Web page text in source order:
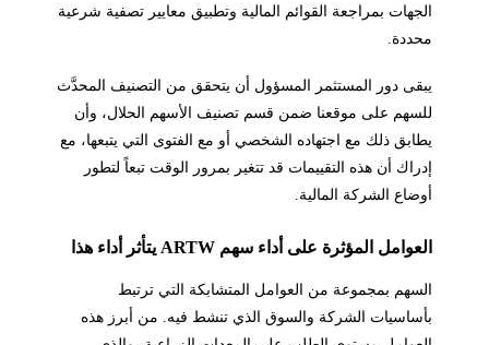
الجهات بمراجعة القوائم المالية وتطبيق معايير تصفية شرعية
محددة.
يبقى دور المستثمر المسؤول أن يتحقق من التصنيف المحدَّث
للسهم على موقعنا ضمن قسم تصنيف الأسهم الحلال، وأن
يطابق ذلك مع اجتهاده الشخصي أو مع الفتوى التي يتبعها، مع
إدراك أن هذه التقييمات قد تتغير بمرور الوقت تبعاً لتطور
أوضاع الشركة المالية.
العوامل المؤثرة على أداء سهم ARTW يتأثر أداء هذا
السهم بمجموعة من العوامل المتشابكة التي ترتبط
بأساسيات الشركة والسوق الذي تنشط فيه. من أبرز هذه